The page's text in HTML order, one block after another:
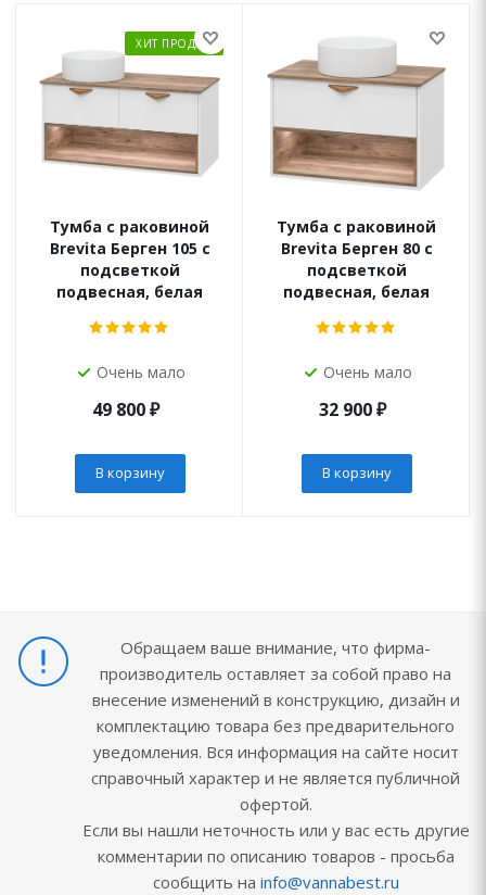
ХИТ ПРОДАЖ
Тумба с раковиной
Brevita Берген 105 с
подсветкой
подвесная, белая
Очень мало
49 800₽
В корзину
Тумба с раковиной
Brevita Берген 80 с
подсветкой
подвесная, белая
Очень мало
32 900₽
В корзину
Обращаем ваше внимание, что фирма-
производитель оставляет за собой право на
внесение изменений в конструкцию, дизайн и
комплектацию товара без предварительного
уведомления. Вся информация на сайте носит
справочный характер и не является публичной
офертой.
Если вы нашли неточность или у вас есть другие
комментарии по описанию товаров - просьба
сообщить на info@vannabest.ru